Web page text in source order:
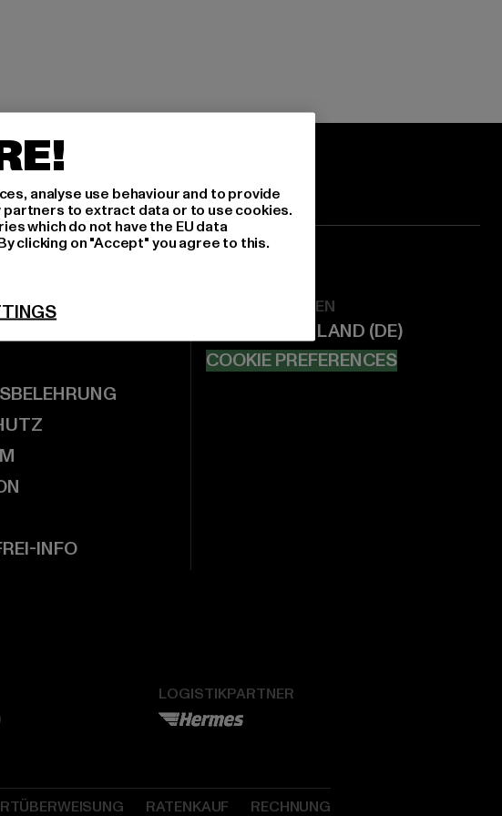
INFO
EINSTELLUNGEN
COOKIE PREFERENCES
LOGISTIKPARTNER
RATENKAUF RECHNUNG
analyse use behaviour and to provide
to extract data or to use cookies.
which do not have the EU data
clicking on "Accept" you agree to this.